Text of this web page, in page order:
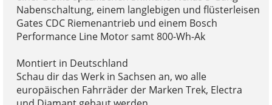
Nabenschaltung, einem langlebigen und flüsterleisen
Gates CDC Riemenantrieb und einem Bosch
Performance Line Motor samt 800-Wh-Ak
Montiert in Deutschland
Schau dir das Werk in Sachsen an, wo alle
europäischen Fahrräder der Marken Trek, Electra